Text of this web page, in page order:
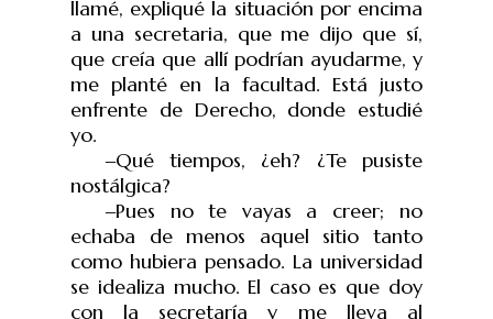
llamé, expliqué la situación por encima
a una secretaria, que me dijo que sí,
que creía que allí podrían ayudarme, y
me planté en la facultad. Está justo
enfrente de Derecho, donde estudié
yo.
‒Qué tiempos, ¿eh? ¿Te pusiste
nostálgica?
‒Pues no te vayas a creer; no
echaba de menos aquel sitio tanto
como hubiera pensado. La universidad
se idealiza mucho. El caso es que doy
con la secretaría y me lleva al